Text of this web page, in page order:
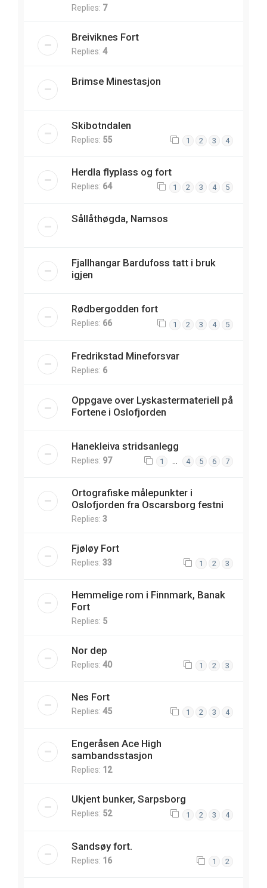
Replies: 7
Breiviknes Fort
Replies: 4
Brimse Minestasjon
Skibotndalen
Replies: 55 1 2 3 4
Herdla flyplass og fort
Replies: 64 1 2 3 4 5
Sållåthøgda, Namsos
Fjallhangar Bardufoss tatt i bruk
igjen
Rødbergodden fort
Replies: 66 1 2 3 4 5
Fredrikstad Mineforsvar
Replies: 6
Oppgave over Lyskastermateriell på
Fortene i Oslofjorden
Hanekleiva stridsanlegg
Replies: 97 1 4 5 6 7
Ortografiske målepunkter i
Oslofjorden fra Oscarsborg festni
Replies: 3
Fjøløy Fort
Replies: 33 1 2 3
Hemmelige rom i Finnmark, Banak
Fort
Replies: 5
Nor dep
Replies: 40 1 2 3
Nes Fort
Replies: 45 1 2 3 4
Engeråsen Ace High
sambandsstasjon
Replies: 12
Ukjent bunker, Sarpsborg
Replies: 52 1 2 3 4
Sandsøy fort.
Replies: 16 1 2